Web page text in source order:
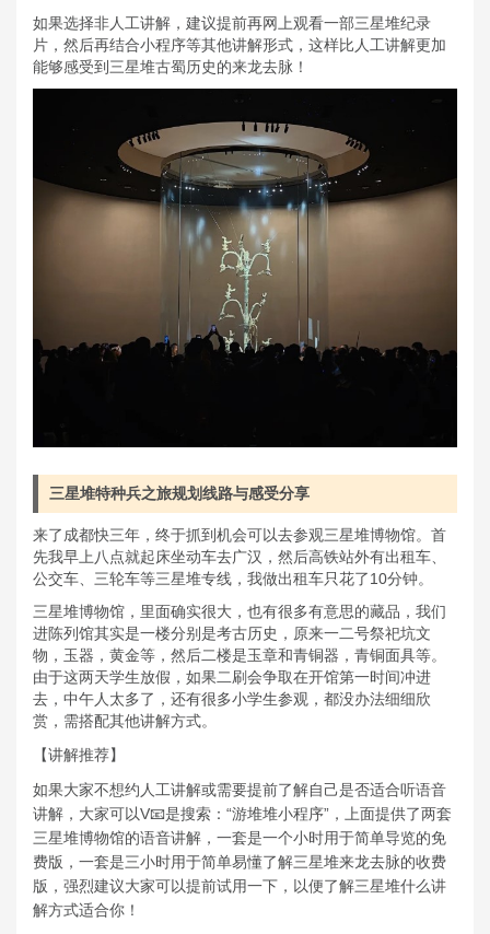
如果选择非人工讲解，建议提前再网上观看一部三星堆纪录
片，然后再结合小程序等其他讲解形式，这样比人工讲解更加
能够感受到三星堆古蜀历史的来龙去脉！
三星堆特种兵之旅规划线路与感受分享
来了成都快三年，终于抓到机会可以去参观三星堆博物馆。首
先我早上八点就起床坐动车去广汉，然后高铁站外有出租车、
公交车、三轮车等三星堆专线，我做出租车只花了10分钟。
三星堆博物馆，里面确实很大，也有很多有意思的藏品，我们
进陈列馆其实是一楼分别是考古历史，原来一二号祭祀坑文
物，玉器，黄金等，然后二楼是玉章和青铜器，青铜面具等。
由于这两天学生放假，如果二刷会争取在开馆第一时间冲进
去，中午人太多了，还有很多小学生参观，都没办法细细欣
赏，需搭配其他讲解方式。
【讲解推荐】
如果大家不想约人工讲解或需要提前了解自己是否适合听语音
讲解，大家可以V📧是搜索：“游堆堆小程序”，上面提供了两套
三星堆博物馆的语音讲解，一套是一个小时用于简单导览的免
费版，一套是三小时用于简单易懂了解三星堆来龙去脉的收费
版，强烈建议大家可以提前试用一下，以便了解三星堆什么讲
解方式适合你！